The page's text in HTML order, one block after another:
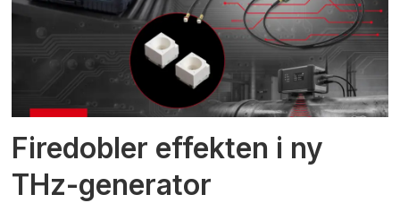
Firedobler effekten i ny
THz-generator